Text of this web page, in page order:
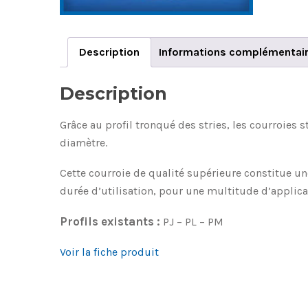
Description Informations
Description
Grâce au profil tronqué des stries, les courroies
diamètre.
Cette courroie de qualité supérieure constitue
durée d’utilisation, pour une multitude
Profils existants : PJ – PL – PM
Voir la fiche produit